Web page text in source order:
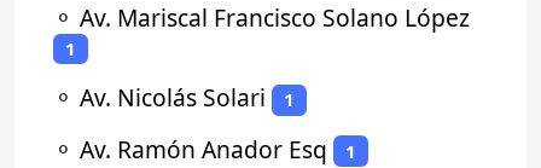
⚬ Av. Mariscal Francisco Solano López
1
⚬ Av. Nicolás Solari 1
⚬ Av. Ramón Anador Esq 1